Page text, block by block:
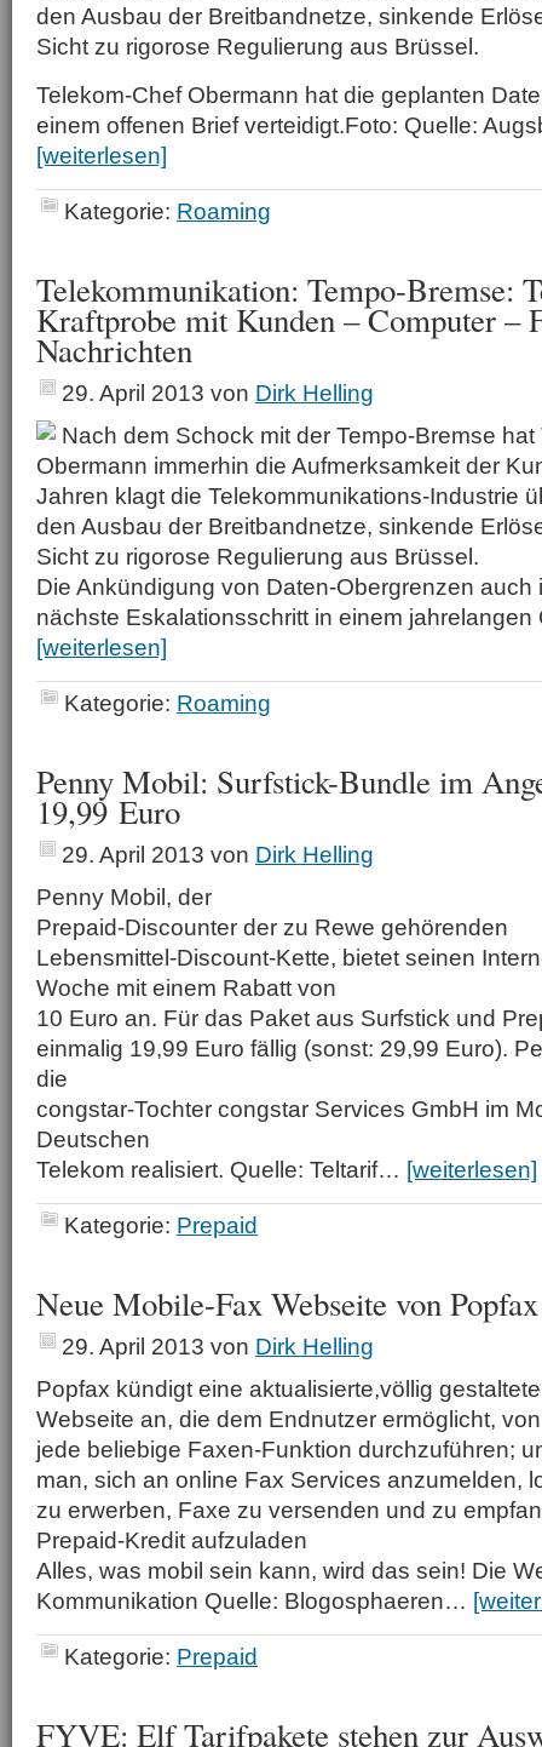
den Ausbau der Breitbandnetze, sinkende
Sicht zu rigorose Regulierung aus Brüssel.
Telekom-Chef Obermann hat die geplanten
einem offenen Brief verteidigt.Foto: Quelle:
[weiterlesen]
Kategorie: Roaming
Telekommunikation: Tempo-Bremse:
Kraftprobe mit Kunden – Computer –
Nachrichten
29. April 2013 von Dirk Helling
Nach dem Schock mit der Tempo-Bremse
Obermann immerhin die Aufmerksamkeit der
Jahren klagt die Telekommunikations-Industrie
den Ausbau der Breitbandnetze, sinkende
Sicht zu rigorose Regulierung aus Brüssel.
Die Ankündigung von Daten-Obergrenzen auch
nächste Eskalationsschritt in einem
[weiterlesen]
Kategorie: Roaming
Penny Mobil: Surfstick-Bundle im
19,99 Euro
29. April 2013 von Dirk Helling
Penny Mobil, der
Prepaid-Discounter der zu Rewe gehörenden
Lebensmittel-Discount-Kette, bietet seinen
Woche mit einem Rabatt von
10 Euro an. Für das Paket aus Surfstick und
einmalig 19,99 Euro fällig (sonst: 29,99 Euro).
die
congstar-Tochter congstar Services GmbH im
Deutschen
Telekom realisiert. Quelle: Teltarif… [weiterlesen]
Kategorie: Prepaid
Neue Mobile-Fax Webseite von Popfax
29. April 2013 von Dirk Helling
Popfax kündigt eine aktualisierte,völlig
Webseite an, die dem Endnutzer ermöglicht,
jede beliebige Faxen-Funktion durchzuführen;
man, sich an online Fax Services anzumelden,
zu erwerben, Faxe zu versenden und zu
Prepaid-Kredit aufzuladen
Alles, was mobil sein kann, wird das sein! Die
Kommunikation Quelle: Blogosphaeren…
Kategorie: Prepaid
FYVE: Elf Tarifpakete stehen zur